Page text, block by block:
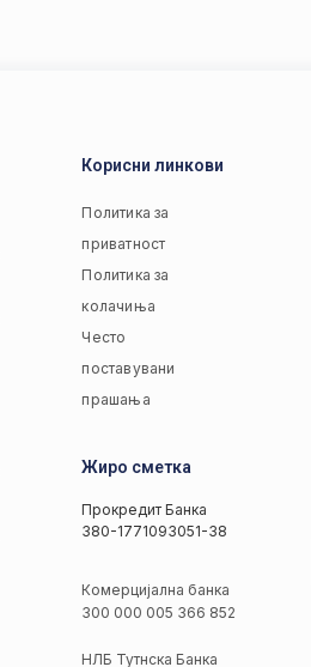
Корисни линкови
Политика за
приватност
Политика за
колачиња
Често
поставувани
прашања
Жиро сметка
Прокредит Банка
380-1771093051-38
Комерцијална банка
300 000 005 366 852
НЛБ Тутнска Банка